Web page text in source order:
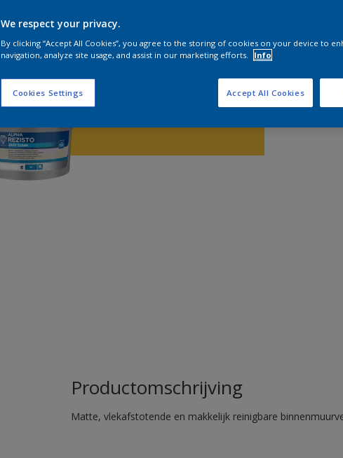
Productomschrijving
Matte, vlekafstotende en makkelijk reinigbare
We respect your privacy.
By clicking “Accept All Cookies”, you agree to the storing of cookies on your device to
navigation, analyze site usage, and assist in our marketing efforts.
Info
Cookies Settings Accept All Cookies